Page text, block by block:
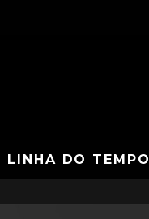
LINHA DO TEMPO